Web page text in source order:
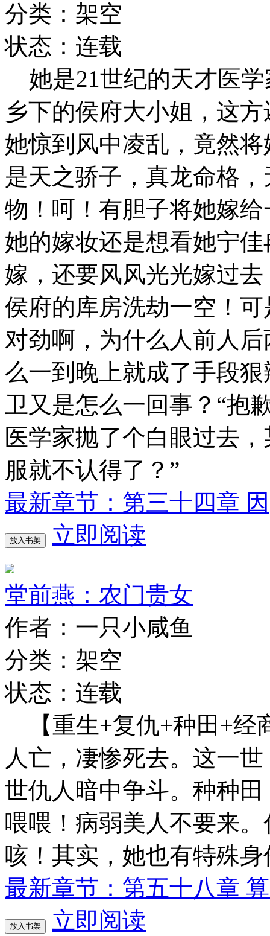
分类：架空
状态：连载
她是21世纪的天才医
乡下的侯府大小姐，这
她惊到风中凌乱，竟然
是天之骄子，真龙命格
物！呵！有胆子将她嫁
她的嫁妆还是想看她宁
嫁，还要风风光光嫁过
侯府的库房洗劫一空！
对劲啊，为什么人前人
么一到晚上就成了手段
卫又是怎么一回事？“抱
医学家抛了个白眼过去
服就不认得了？”
最新章节：第三十四章 因
放入书架 立即阅读
堂前燕：农门贵女
作者：一只小咸鱼
分类：架空
状态：连载
【重生+复仇+种田+经
人亡，凄惨死去。这一
世仇人暗中争斗。种种
喂喂！病弱美人不要来
咳！其实，她也有特殊
最新章节：第五十八章
放入书架 立即阅读